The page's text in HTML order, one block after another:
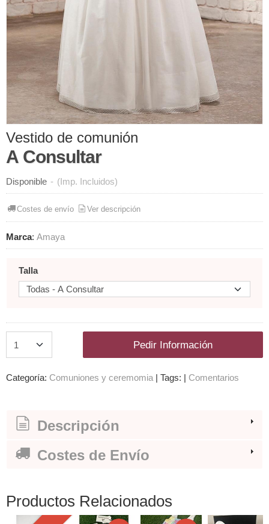
Vestido de comunión
A Consultar
Disponible - (Imp. Incluidos)
Costes de envío Ver descripción
Marca: Amaya
Talla
Pedir Información
Categoría: Comuniones y ceremomia | Tags: | Comentarios
Descripción
Costes de Envío
Productos Relacionados